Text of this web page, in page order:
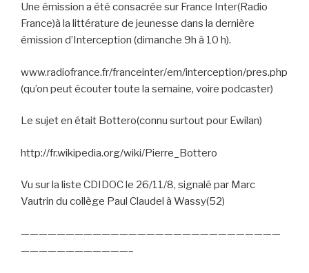
Une émission a été consacrée sur France Inter(Radio
France)à la littérature de jeunesse dans la dernière
émission d’Interception (dimanche 9h à 10 h).
www.radiofrance.fr/franceinter/em/interception/pres.php
(qu’on peut écouter toute la semaine, voire podcaster)
Le sujet en était Bottero(connu surtout pour Ewilan)
http://fr.wikipedia.org/wiki/Pierre_Bottero
Vu surla liste CDIDOC le 26/11/8, signalé par Marc
Vautrin du collège Paul Claudel à Wassy(52)
—————————————————————————————
————————————–